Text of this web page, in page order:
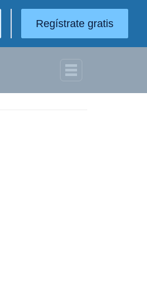
Regístrate gratis